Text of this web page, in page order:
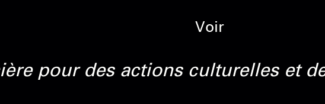
Voir
pour des actions culturelles et